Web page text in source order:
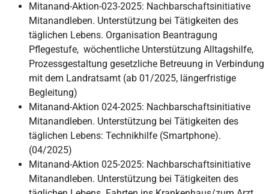
Mitanand-Aktion-023-2025: Nachbarschaftsinitiative
Mitanandleben. Unterstützung bei Tätigkeiten des
täglichen Lebens. Organisation Beantragung
Pflegestufe, wöchentliche Unterstützung Alltagshilfe,
Prozessgestaltung gesetzliche Betreuung in Verbindung
mit dem Landratsamt (ab 01/2025, längerfristige
Begleitung)
Mitanand-Aktion 024-2025: Nachbarschaftsinitiative
Mitanandleben. Unterstützung bei Tätigkeiten des
täglichen Lebens: Technikhilfe (Smartphone).
(04/2025)
Mitanand-Aktion 025-2025: Nachbarschaftsinitiative
Mitanandleben. Unterstützung bei Tätigkeiten des